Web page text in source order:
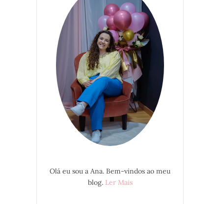
Olá eu sou a Ana. Bem-vindos ao meu
blog. Ler Mais